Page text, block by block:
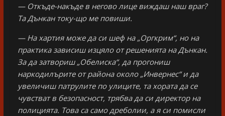
— Откъде-накъде в негово лице виждаш наш враг?
Та Дънкан току-що ме повиши.
— На хартия може да си шеф на „Оргкрим“, но на
практика зависиш изцяло от решенията на Дънкан.
За да затвориш „Обелиска“, да прогониш
наркодилърите от района около „Инвернес“ и да
увеличиш патрулите по улиците, та хората да се
чувстват в безопасност, трябва да си директор на
полицията. Това са само дреболии, а я си помисли